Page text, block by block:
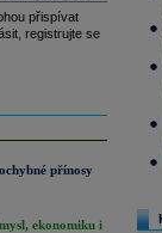
přispívat
registrujte se
přínosy
ekonomiku i